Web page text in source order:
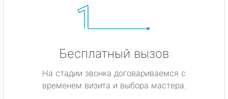
Бесплатный вызов
На стадии звонка договариваемся с
временем визита и выбора мастера.